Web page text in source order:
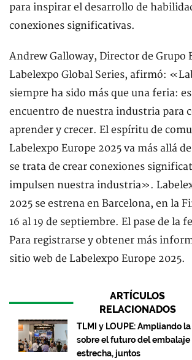
para inspirar el desarrollo de
conexiones significativas.
Andrew Galloway, Director de Grupo
Labelexpo Global Series, afirmó:
siempre ha sido más que una feria:
encuentro de nuestra industria para
aprender y crecer. El espíritu de
Labelexpo Europe 2025 va más allá
se trata de crear conexiones
impulsen nuestra industria».
2025 se estrena en Barcelona, ​​en la
16 al 19 de septiembre. El pase de la
Para registrarse y obtener más
sitio web de Labelexpo Europe 2025.
ARTÍCULOS
RELACIONADOS
TLMI y LOUPE: Ampliando
sobre el futuro del embalaje
estrecha, juntos